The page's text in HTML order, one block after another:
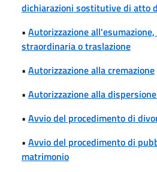
dichiarazioni sostitutive di atto
• Autorizzazione
straordinaria o traslazione
• Autorizzazione alla cremazione
• Autorizzazione alla
• Avvio del procedimento di
• Avvio del procedimento di
matrimonio